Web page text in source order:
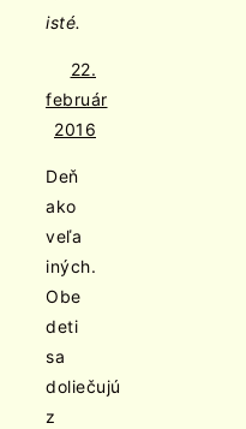
isté.
22.
február
2016
Deň
ako
veľa
iných.
Obe
deti
sa
doliečujú
z